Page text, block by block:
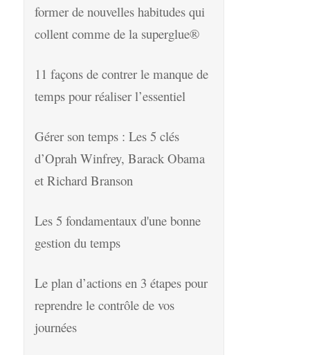
former de nouvelles habitudes qui
collent comme de la superglue®
11 façons de contrer le manque de
temps pour réaliser l’essentiel
Gérer son temps : Les 5 clés
d’Oprah Winfrey, Barack Obama
et Richard Branson
Les 5 fondamentaux d'une bonne
gestion du temps
Le plan d’actions en 3 étapes pour
reprendre le contrôle de vos
journées